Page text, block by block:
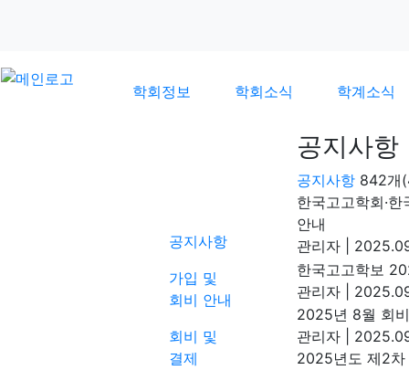
학회정보 학회소식 학계소식
공지사항
가입 및
회비 안내
회비 및
결제
공지사항
공지사항 842개
한국고고학회·
안내
관리자
한국고고학보
관리자
2025년 8월 회
관리자
2025년도 제2차